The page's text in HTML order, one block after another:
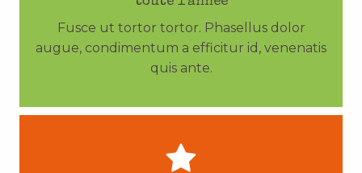
Fusce ut tortor tortor. Phasellus dolor
augue, condimentum a efficitur id, venenatis
quis ante.